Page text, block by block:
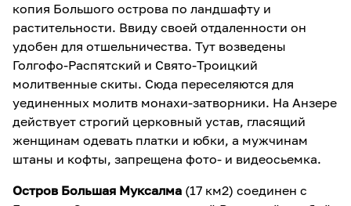
копия Большого острова по ландшафту и
растительности. Ввиду своей отдаленности он
удобен для отшельничества. Тут возведены
Голгофо-Распятский и Свято-Троицкий
молитвенные скиты. Сюда переселяются для
уединенных молитв монахи-затворники. На Анзере
действует строгий церковный устав, гласящий
женщинам одевать платки и юбки, а мужчинам
штаны и кофты, запрещена фото- и видеосьемка.
Остров Большая Муксалма (17 км2) соединен с